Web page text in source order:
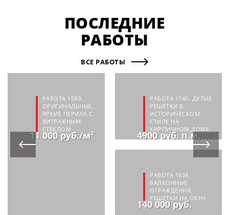
ПОСЛЕДНИЕ
РАБОТЫ
ВСЕ РАБОТЫ
РАБОТА 1589.
ОРИГИНАЛЬНЫЕ,
ЯРКИЕ ПЕРИЛА С
ВИТРАЖНЫМ
СТЕКЛОМ
11 000 руб./м²
РАБОТА 1740. ДУТЫЕ
РЕШЕТКИ В
ИСТОРИЧЕСКОМ
СТИЛЕ НА
КИРПИЧНОМ ДОМЕ
4900 руб. п.м.
РАБОТА 1634.
БАЛКОННЫЕ
ОГРАЖДЕНИЯ,
РЕШЕТКИ НА ОКНА
140 000 руб.